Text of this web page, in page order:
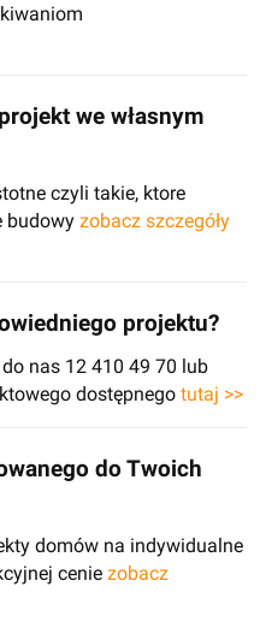
we własnym
czyli takie, ktore
budowy zobacz szczegóły
projektu?
nas 12 410 49 70 lub
dostępnego tutaj >>
do Twoich
domów na indywidualne
cenie zobacz